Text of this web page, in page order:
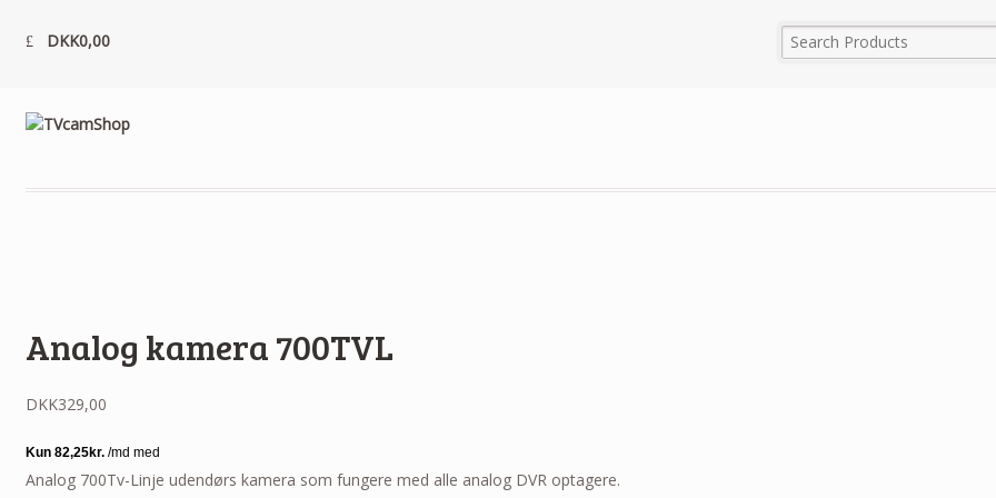
DKK0,00
Analog kamera 700TVL
DKK329,00
Analog 700Tv-Linje udendørs kamera som fungere med alle analog DVR optagere.